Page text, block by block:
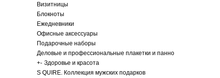
Визитницы
Блокноты
Ежедневники
Офисные аксессуары
Подарочные наборы
Деловые и профессиональные плакетки и панно
+- Здоровье и красота
S QUIRE. Коллекция мужских подарков